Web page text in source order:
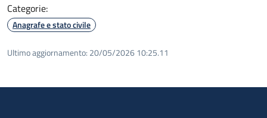
Categorie:
Anagrafe e stato civile
Ultimo aggiornamento: 20/05/2026 10:25.11